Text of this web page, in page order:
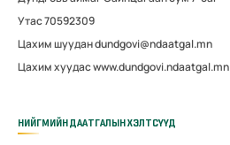
Утас 70592309
Цахим шуудан dundgovi@ndaatgal.mn
Цахим хуудас www.dundgovi.ndaatgal.mn
НИЙГМИЙН ДААТГАЛЫН ХЭЛТСҮҮД